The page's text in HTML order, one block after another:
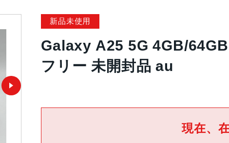
新品未使用
Galaxy A25 5G 4GB/
フリー 未開封品 au
現在、